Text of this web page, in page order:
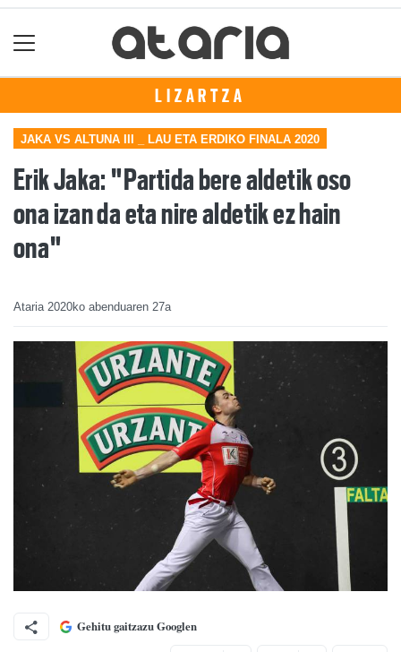
LIZARTZA
JAKA VS ALTUNA III _ LAU ETA ERDIKO FINALA 2020
Erik Jaka: "Partida bere aldetik oso
ona izan da eta nire aldetik ez hain
ona"
Ataria 2020ko abenduaren 27a
Gehitu gaitzazu Googlen